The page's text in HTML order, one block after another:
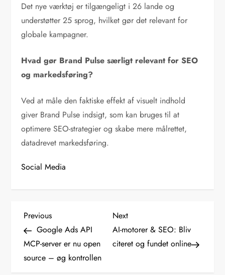
Det nye værktøj er tilgængeligt i 26 lande og
understøtter 25 sprog, hvilket gør det relevant for
globale kampagner.
Hvad gør Brand Pulse særligt relevant for SEO
og markedsføring?
Ved at måle den faktiske effekt af visuelt indhold
giver Brand Pulse indsigt, som kan bruges til at
optimere SEO-strategier og skabe mere målrettet,
datadrevet markedsføring.
Social Media
I
n
d
Previous
Post
Previous
Google Ads API
MCP-server er nu open
source – øg kontrollen
Next
Post
Next
AI-motorer & SEO: Bliv
citeret og fundet online